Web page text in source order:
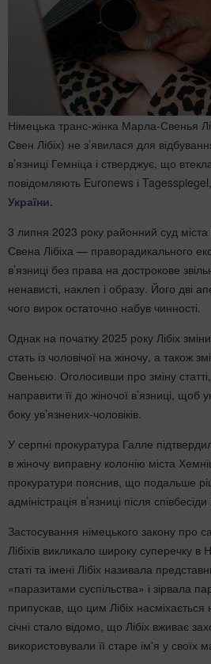
Німецька транс-жінка Марла-Свенья
Свен Лібіх) не з’явилася для
в’язниці Гемніца і стверджує, що
повідомляють Euronews і
України.
3 липня 2023 року районний суд
Свена Лібіха — праворадикального
в’язниці без права на дострокове
ненависті, наклеп і образу. Його дві
чого вирок остаточно набув чинності.
Однак на початку 2025 року Лібіх
стать із чоловічої на жіночу, а також
Свеньєю. Оголосивши про зміну
направити її до жіночої в’язниці, щоб
боку ув’язнених-чоловіків.
У серпні прокуратура Галле
в жіночу виправну колонію міста
прокуратури пояснив, що подальше
адміністрація в’язниці після
Застосування німецького закону про
Лібіхів викликало широку суперечку в
статі та імені Лібіх називала
«паразитами суспільства» і зірвала
припускав, що цим Лібіх
січні стало відомо, що Лібіх вживає
використовували її старе ім'я у своїх